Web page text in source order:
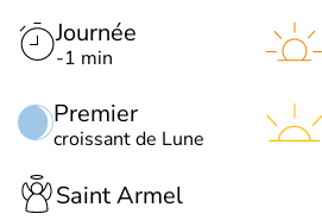
Journée
-1 min
Premier
croissant de Lune
Saint Armel